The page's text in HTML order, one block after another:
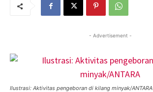
- Advertisement -
Ilustrasi: Aktivitas pengeboran di kilang minyak/ANTARA